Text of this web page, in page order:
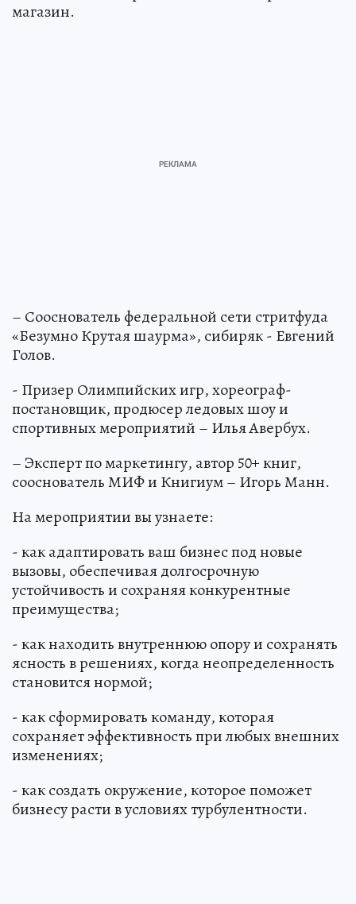
магазин.
– Сооснователь федеральной сети стритфуда
«Безумно Крутая шаурма», сибиряк - Евгений
Голов.
- Призер Олимпийских игр, хореограф-
постановщик, продюсер ледовых шоу и
спортивных мероприятий – Илья Авербух.
– Эксперт по маркетингу, автор 50+ книг,
сооснователь МИФ и Книгиум – Игорь Манн.
На мероприятии вы узнаете:
- как адаптировать ваш бизнес под новые
вызовы, обеспечивая долгосрочную
устойчивость и сохраняя конкурентные
преимущества;
- как находить внутреннюю опору и сохранять
ясность в решениях, когда неопределенность
становится нормой;
- как сформировать команду, которая
сохраняет эффективность при любых внешних
изменениях;
- как создать окружение, которое поможет
бизнесу расти в условиях турбулентности.